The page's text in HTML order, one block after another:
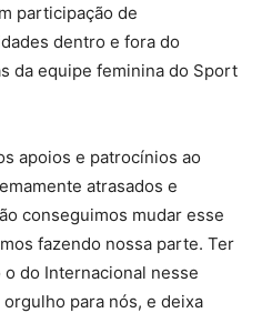
participação de
dentro e fora do
da equipe feminina do Sport
apoios e patrocínios ao
atrasados e
conseguimos mudar esse
fazendo nossa parte. Ter
do Internacional nesse
para nós, e deixa